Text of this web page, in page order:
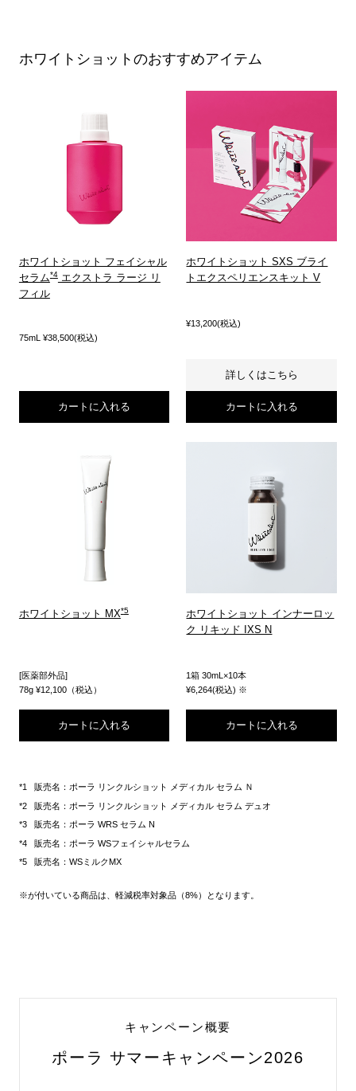
ホワイトショットのおすすめアイテム
ホワイトショット フェイシャル
セラム
エクストラ ラージ リ
フィル
75mL ¥38,500(税込)
カートに入れる
ホワイトショット SXS ブライ
トエクスペリエンスキット V
¥13,200(税込)
詳しくはこちら
カートに入れる
ホワイトショット MX
[医薬部外品]
78g ¥12,100（税込）
カートに入れる
ホワイトショット インナーロッ
ク リキッド IXS N
1箱 30mL×10本
¥6,264(税込) ※
カートに入れる
販売名：ポーラ リンクルショット メディカル セラム Ｎ
販売名：ポーラ リンクルショット メディカル セラム デュオ
販売名：ポーラ WRS セラム N
販売名：ポーラ WSフェイシャルセラム
販売名：WSミルクMX
※が付いている商品は、軽減税率対象品（8%）となります。
キャンペーン概要
ポーラ サマーキャンペーン2026